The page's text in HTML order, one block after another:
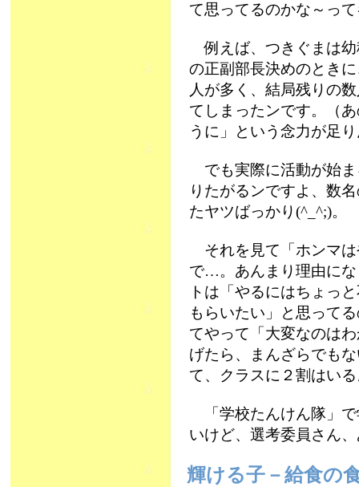
て思ってるのかな～っ
例えば、つきぐまは幼
の正副部長決めのとき
人が多く、結局残りの
てしまったンです。（
うに」という念力が足
でも実際に活動が始ま
りたがるンですよ、数
たヤツばっかり(^_^;)。
それを見て「ホンマは
で…。あんまり理由に
トは「やるにはちょっ
もらいたい」と思って
てやって「大変なのは
げたら、まんざらでも
て、クラスに２割はい
「学校たんけん隊」で
いけど、選考委員さん
輝ける子－給食の